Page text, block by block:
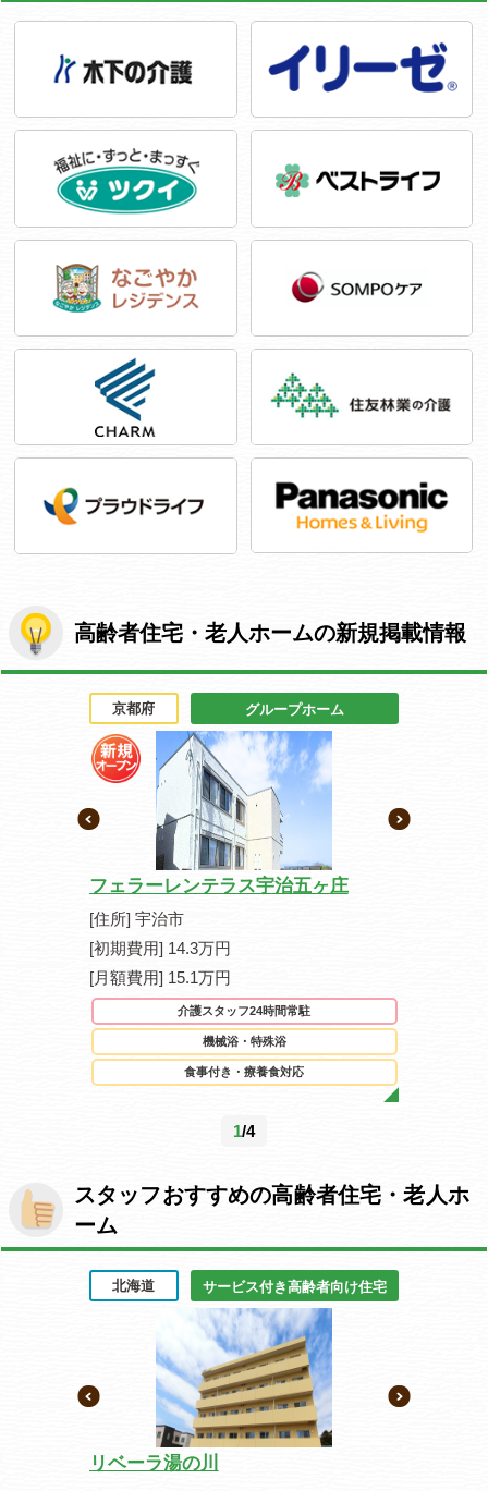
高齢者住宅・老人ホームの新規掲載情報
京都府 グループホーム
フェラーレンテラス宇治五ヶ庄
[住所] 宇治市
[初期費用] 14.3万円
[月額費用] 15.1万円
介護スタッフ24時間常駐
機械浴・特殊浴
食事付き・療養食対応
1/4
スタッフおすすめの高齢者住宅・老人ホ
ーム
北海道 サービス付き高齢者向け住宅
リベーラ湯の川